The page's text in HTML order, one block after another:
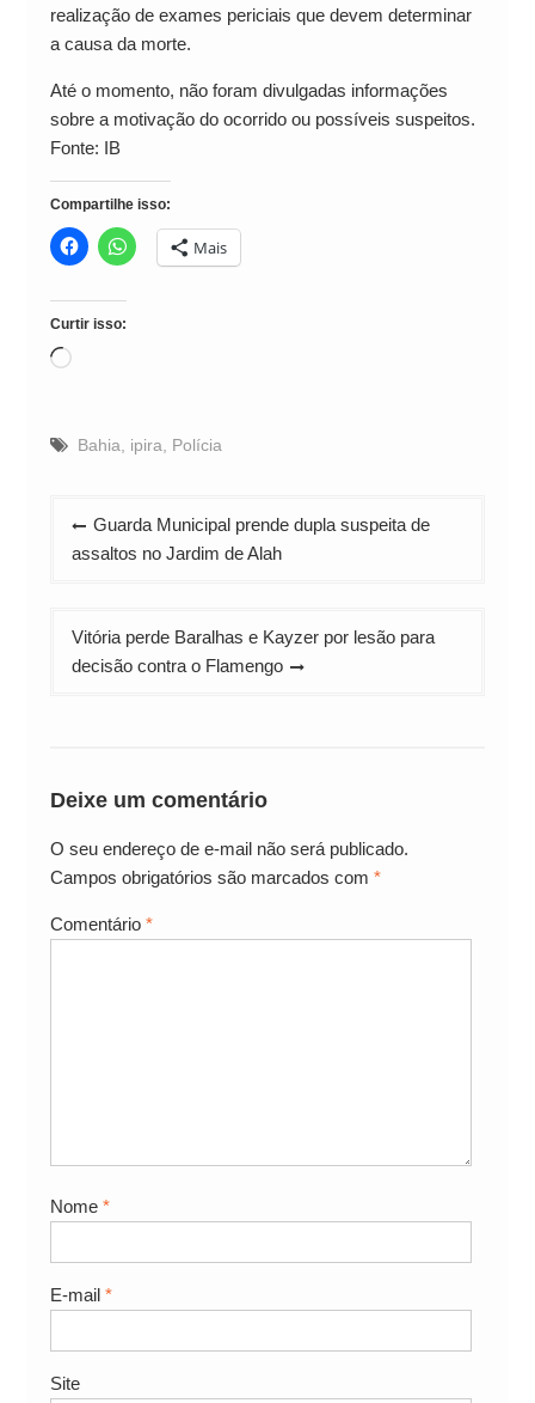
realização de exames periciais que devem determinar
a causa da morte.
Até o momento, não foram divulgadas informações
sobre a motivação do ocorrido ou possíveis suspeitos.
Fonte: IB
Compartilhe isso:
Mais
Curtir isso:
Carregando...
Bahia ipira Polícia
Navegação
de
Guarda Municipal prende dupla suspeita de
assaltos no Jardim de Alah
Vitória perde Baralhas e Kayzer por lesão para
decisão contra o Flamengo
Deixe um comentário
O seu endereço de e-mail não será publicado.
Campos obrigatórios são marcados com *
Comentário *
Nome *
E-mail *
Site